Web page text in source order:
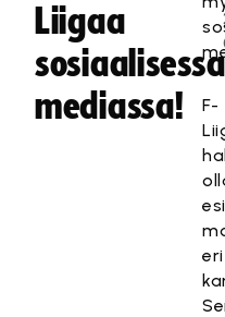
Liigaa
sosiaalisessa
mediassa!
F-
eri